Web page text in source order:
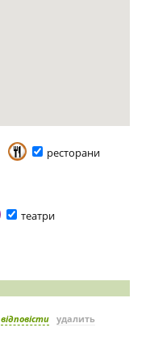
ресторани
театри
відповісти удалить